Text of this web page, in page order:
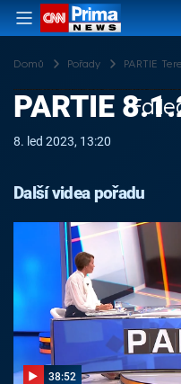
Domů Pořady PARTIE
PARTIE
8. led 2023, 13:20
Další videa pořadu
38:52